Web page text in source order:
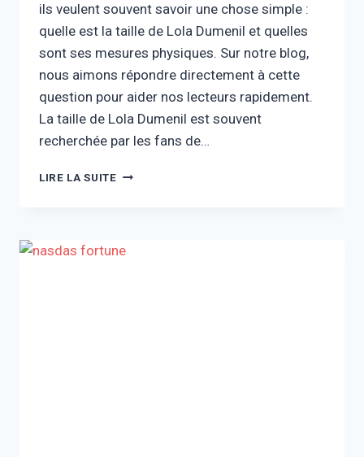
ils veulent souvent savoir une chose simple :
quelle est la taille de Lola Dumenil et quelles
sont ses mesures physiques. Sur notre blog,
nous aimons répondre directement à cette
question pour aider nos lecteurs rapidement.
La taille de Lola Dumenil est souvent
recherchée par les fans de…
LIRE LA SUITELOLA
MESURES